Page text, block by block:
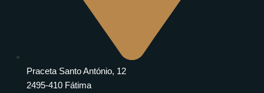
Praceta Santo António, 12
2495-410 Fátima